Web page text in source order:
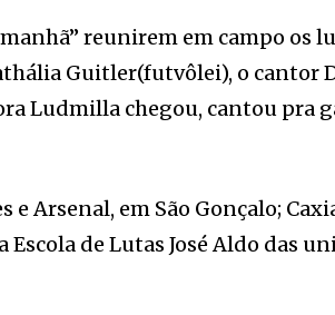
reunirem em campo os
Guitler(futvôlei), o cantor
Ludmilla chegou, cantou pra
Arsenal, em São Gonçalo;
de Lutas José Aldo das